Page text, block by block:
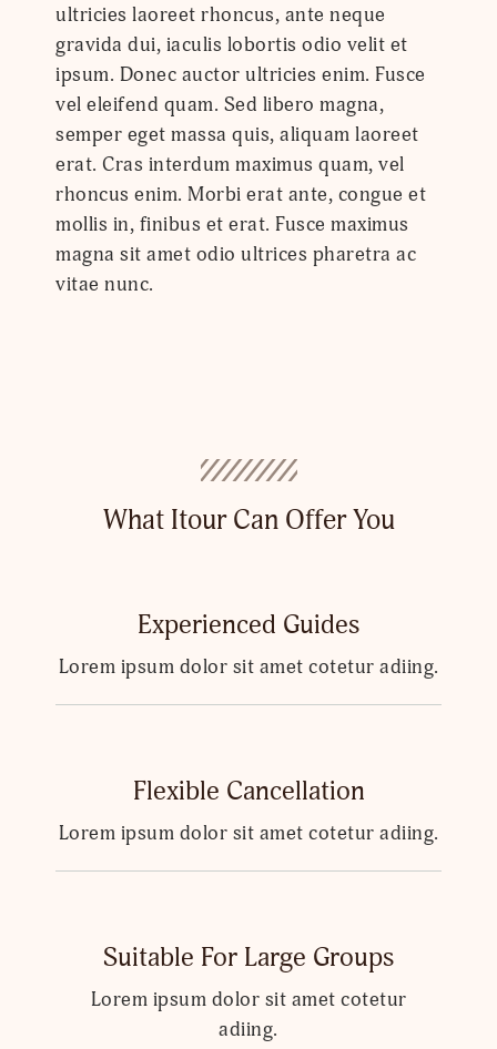
ultricies laoreet rhoncus, ante neque
gravida dui, iaculis lobortis odio velit et
ipsum. Donec auctor ultricies enim. Fusce
vel eleifend quam. Sed libero magna,
semper eget massa quis, aliquam laoreet
erat. Cras interdum maximus quam, vel
rhoncus enim. Morbi erat ante, congue et
mollis in, finibus et erat. Fusce maximus
magna sit amet odio ultrices pharetra ac
vitae nunc.
What Itour Can Offer You
Experienced Guides
Lorem ipsum dolor sit amet cotetur adiing.
Flexible Cancellation
Lorem ipsum dolor sit amet cotetur adiing.
Suitable For Large Groups
Lorem ipsum dolor sit amet cotetur
adiing.